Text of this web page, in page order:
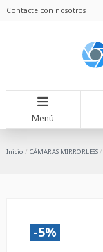
Contacte con nosotros
Menú
Inicio CÁMARAS MIRRORLESS
-5%